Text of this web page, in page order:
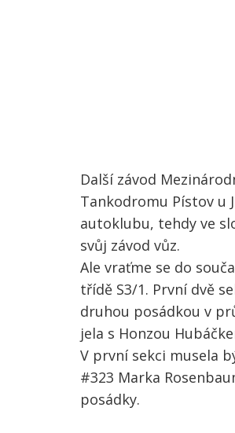
Další závod
Tankodromu Pístov u
autoklubu, tehdy ve
svůj závod vůz.
Ale vraťme se do
třídě S3/1. První dvě
druhou posádkou v
jela s Honzou
V první sekci musela
#323 Marka
posádky.